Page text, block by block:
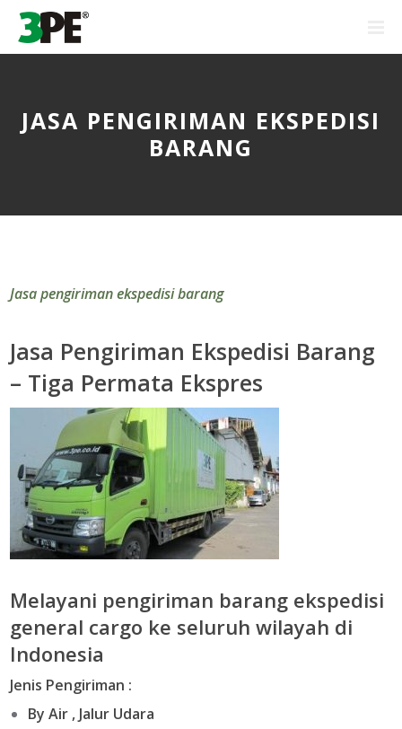
JASA PENGIRIMAN EKSPEDISI
BARANG
Jasa pengiriman ekspedisi barang
Jasa Pengiriman Ekspedisi Barang
– Tiga Permata Ekspres
Melayani pengiriman barang ekspedisi
general cargo ke seluruh wilayah di
Indonesia
Jenis Pengiriman :
By Air , Jalur Udara